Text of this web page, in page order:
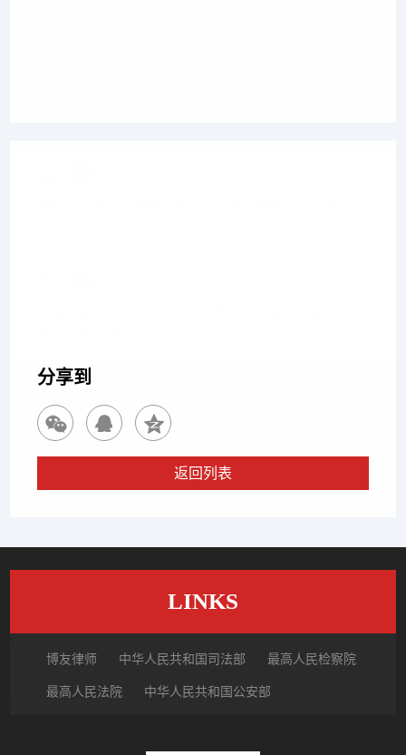
分享到
返回列表
LINKS
博友律师 中华人民共和国司法部 最高人民检察院
最高人民法院 中华人民共和国公安部